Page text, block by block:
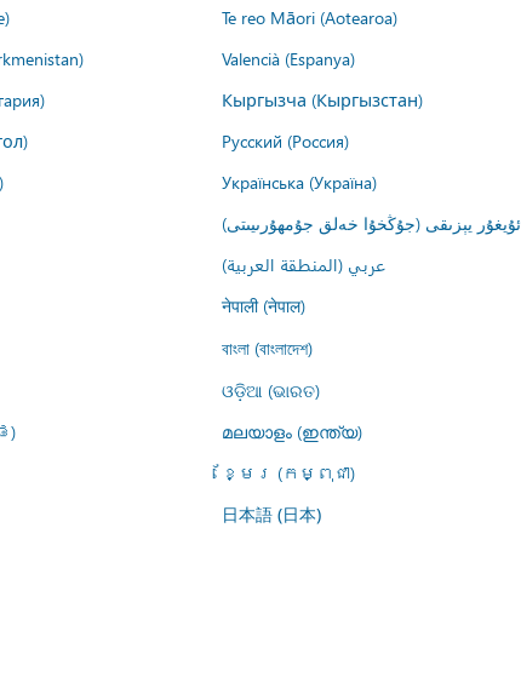
Te reo Māori (Aotearoa)
Valencià (Espanya)
Кыргызча (Кыргызстан)
Русский (Россия)
Українська (Україна)
ئۇيغۇر يېزىقى (جۇڭخۇا خەلق جۇمھۇرىيىتى)
عربي (المنطقة العربية)
नेपाली (नेपाल)
বাংলা (বাংলাদেশ)
ଓଡ଼ିଆ (ଭାରତ)
മലയാളം (ഇന്ത്യ)
ខ្មែរ (កម្ពុជា)
日本語 (日本)